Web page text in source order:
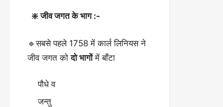
❇️ जीव जगत के भाग :-
🔹सबसे पहले 1758 में कार्ल लिनियस ने
जीव जगत कोदो भागोंमें बाँटा
पौधे व
जन्तु